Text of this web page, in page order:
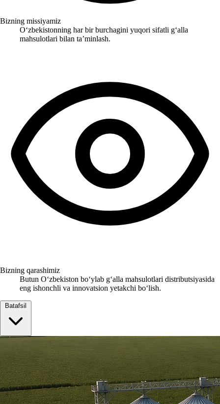
Bizning missiyamiz
Oʻzbekistonning har bir burchagini yuqori sifatli gʻalla
mahsulotlari bilan taʼminlash.
Bizning qarashimiz
Butun Oʻzbekiston boʻylab gʻalla mahsulotlari distributsiyasida
eng ishonchli va innovatsion yetakchi boʻlish.